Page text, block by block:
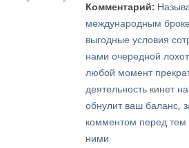
Комментарий:
международным
выгодные условия
нами очередной
любой момент
деятельность кинет
обнулит ваш баланс,
комментом перед тем
ними